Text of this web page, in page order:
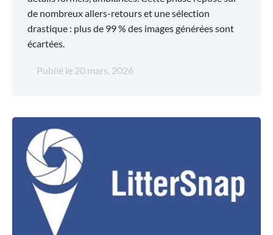
de nombreux allers-retours et une sélection
drastique : plus de 99 % des images générées sont
écartées.
Publié le 20 mars, 2026